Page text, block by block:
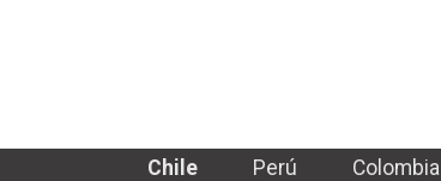
Chile Perú Colombia